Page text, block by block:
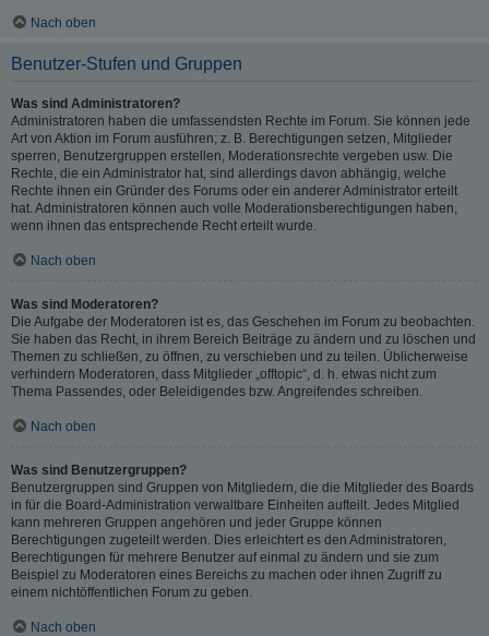
Nach oben
Benutzer-Stufen und Gruppen
Was sind Administratoren?
Administratoren haben die umfassendsten Rechte im Forum. Sie können jede
Art von Aktion im Forum ausführen; z. B. Berechtigungen setzen, Mitglieder
sperren, Benutzergruppen erstellen, Moderationsrechte vergeben usw. Die
Rechte, die ein Administrator hat, sind allerdings davon abhängig, welche
Rechte ihnen ein Gründer des Forums oder ein anderer Administrator erteilt
hat. Administratoren können auch volle Moderationsberechtigungen haben,
wenn ihnen das entsprechende Recht erteilt wurde.
Nach oben
Was sind Moderatoren?
Die Aufgabe der Moderatoren ist es, das Geschehen im Forum zu beobachten.
Sie haben das Recht, in ihrem Bereich Beiträge zu ändern und zu löschen und
Themen zu schließen, zu öffnen, zu verschieben und zu teilen. Üblicherweise
verhindern Moderatoren, dass Mitglieder „offtopic“, d. h. etwas nicht zum
Thema Passendes, oder Beleidigendes bzw. Angreifendes schreiben.
Nach oben
Was sind Benutzergruppen?
Benutzergruppen sind Gruppen von Mitgliedern, die die Mitglieder des Boards
in für die Board-Administration verwaltbare Einheiten aufteilt. Jedes Mitglied
kann mehreren Gruppen angehören und jeder Gruppe können
Berechtigungen zugeteilt werden. Dies erleichtert es den Administratoren,
Berechtigungen für mehrere Benutzer auf einmal zu ändern und sie zum
Beispiel zu Moderatoren eines Bereichs zu machen oder ihnen Zugriff zu
einem nichtöffentlichen Forum zu geben.
Nach oben